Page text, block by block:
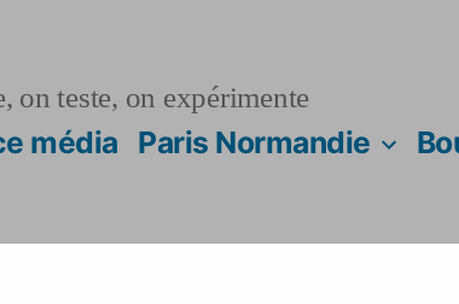
on teste, on expérimente
média Paris Normandie